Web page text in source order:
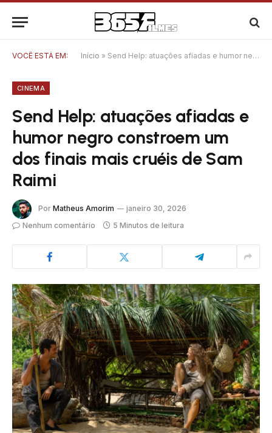
VOCÊ ESTÁ EM: Início » Send Help: atuações afiadas e humor negro constroem um dos finais mais cruéis de Sam Raimi
CINEMA
Send Help: atuações afiadas e
humor negro constroem um
dos finais mais cruéis de Sam
Raimi
Por Matheus Amorim
janeiro 30, 2026
Nenhum comentário
5 Minutos de leitura